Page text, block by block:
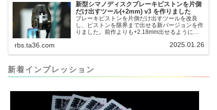
新型シマノディスクブレーキピストンを片側
だけ出すツール(+2mm) v3 を作りました
ブレーキピストンを片側だけ出すツールを改良
し、ピストンを限界まで出せる新バージョンを作
りました。前作よりも+2.18mm出せるようにな
って、オイル漏れするまで試しました。最も安全
ましたが、ギリギリまで攻めてますのでピストン
内部の汚れをさらに掃除できると思います。前作
rbs.ta36.com 2025.01.26
新着インプレッション